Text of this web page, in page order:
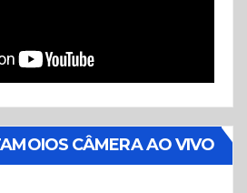
CÂMERA AO VIVO